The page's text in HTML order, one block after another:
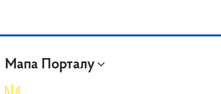
Мапа Порталу